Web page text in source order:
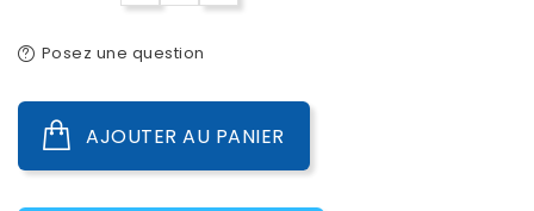
Posez une question
AJOUTER AU PANIER